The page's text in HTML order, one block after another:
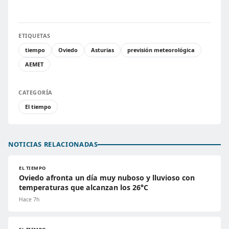
ETIQUETAS
tiempo
Oviedo Asturias
previsión meteorológica
AEMET
CATEGORÍA
El tiempo
NOTICIAS RELACIONADAS
EL TIEMPO
Oviedo afronta un día muy nuboso y lluvioso con
temperaturas que alcanzan los 26°C
Hace 7h